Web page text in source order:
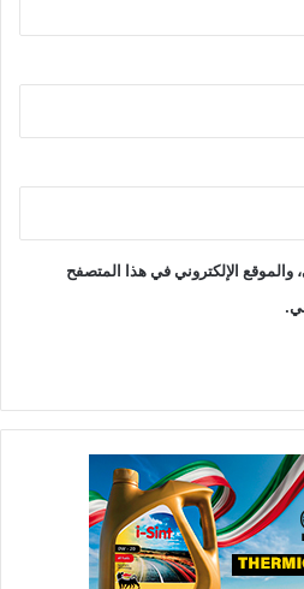
الإلكتروني في هذا المتصفح